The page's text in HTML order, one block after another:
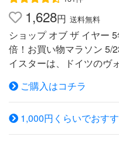
グ・バー」の4つの主要
巡るツアーを実施してい
いだバーでおいしい「コ
る企画も用意されていま
短編映画を通して、材料
法、高度な品質管理等々
つくられているかをご紹
ンジとスイートオレンジ
の見学もしていただけま
方の醸造会社を世界最大
1,628円 送料無料
ショップ オブ ザ イヤー
倍！お買い物マラソン 5/
イスターは、ドイツのヴ
に設立されたが、このリ
1934年で、実際に販売し
ガーマイスターは、ハー
種類の材料を使用して製
ご購入はコチラ
1,000円くらいでおす